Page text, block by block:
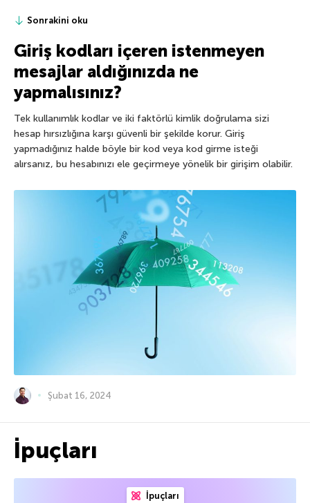
Sonrakini oku
Giriş kodları içeren istenmeyen
mesajlar aldığınızda ne
yapmalısınız?
Tek kullanımlık kodlar ve iki faktörlü kimlik doğrulama sizi
hesap hırsızlığına karşı güvenli bir şekilde korur. Giriş
yapmadığınız halde böyle bir kod veya kod girme isteği
alırsanız, bu hesabınızı ele geçirmeye yönelik bir girişim olabilir.
Şubat 16, 2024
İpuçları
İpuçları